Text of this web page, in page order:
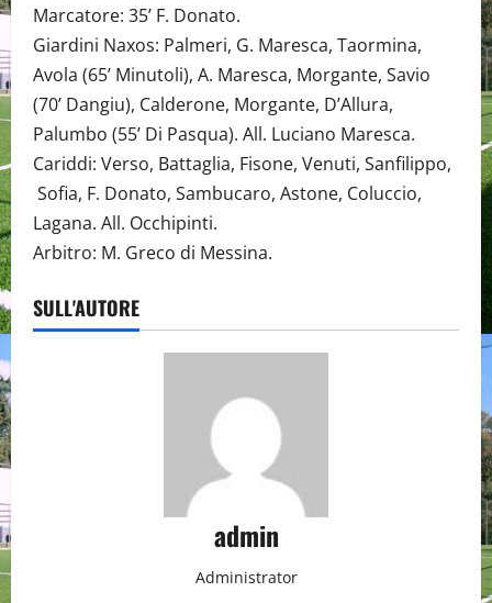
Marcatore: 35’ F. Donato.
Giardini Naxos: Palmeri, G. Maresca, Taormina,
Avola (65’ Minutoli), A. Maresca, Morgante, Savio
(70’ Dangiu), Calderone, Morgante, D’Allura,
Palumbo (55’ Di Pasqua). All. Luciano Maresca.
Cariddi: Verso, Battaglia, Fisone, Venuti, Sanfilippo,
Sofia, F. Donato, Sambucaro, Astone, Coluccio,
Lagana. All. Occhipinti.
Arbitro: M. Greco di Messina.
SULL'AUTORE
admin
Administrator